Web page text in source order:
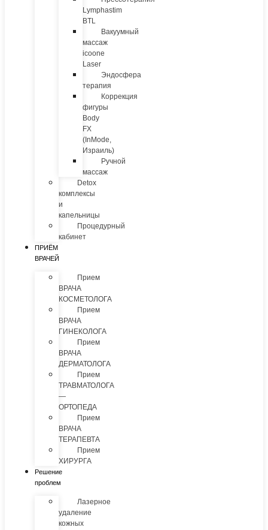
Lymphastim
BTL
Вакуумный
массаж
icoone
Laser
Эндосфера
терапия
Коррекция
фигуры
Body
FX
(InMode,
Израиль)
Ручной
массаж
Detox
комплексы
и
капельницы
Процедурный
кабинет
ПРИЁМ
ВРАЧЕЙ
Прием
ВРАЧА
КОСМЕТОЛОГА
Прием
ВРАЧА
ГИНЕКОЛОГА
Прием
ВРАЧА
ДЕРМАТОЛОГА
Прием
ТРАВМАТОЛОГА
—
ОРТОПЕДА
Прием
ВРАЧА
ТЕРАПЕВТА
Прием
ХИРУРГА
Решение
проблем
Лазерное
удаление
кожных